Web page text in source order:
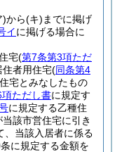
)から(キ) までに掲げ
イに掲げる場合に
宅(第7条第3項ただ
住者用住宅(同条第4
宅とみなしたもの
項ただし書に規定す
に規定する乙種住
該市営住宅に引き
、当該入居者に係る
に規定する金額を